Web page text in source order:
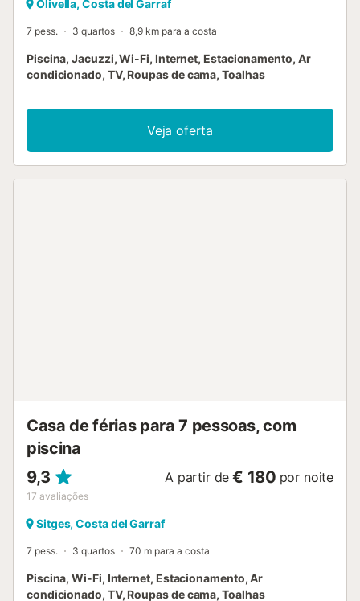
Olivella, Costa del Garraf
7 pess. 3 quartos 8,9 km para a costa
Piscina, Jacuzzi, Wi-Fi, Internet, Estacionamento, Ar
condicionado, TV, Roupas de cama, Toalhas
Veja oferta
Casa de férias para 7 pessoas, com
piscina
9,3
17 avaliações
A partir de € 180 por noite
Sitges, Costa del Garraf
7 pess. 3 quartos 70 m para a costa
Piscina, Wi-Fi, Internet, Estacionamento, Ar
condicionado, TV, Roupas de cama, Toalhas